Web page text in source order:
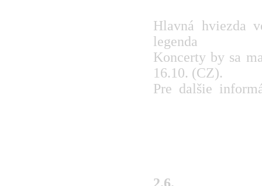
Hlavná hviezda
legenda
Koncerty by sa
16.10. (CZ).
Pre dalšie